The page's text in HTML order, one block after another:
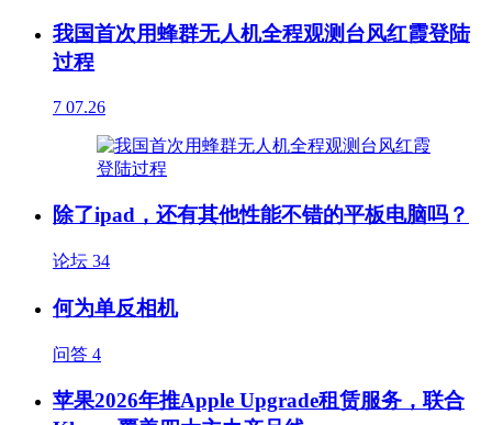
我国首次用蜂群无人机全程观测台风红霞登陆
过程
7 07.26
除了ipad，还有其他性能不错的平板电脑吗？
论坛 34
何为单反相机
问答 4
苹果2026年推Apple Upgrade租赁服务，联合